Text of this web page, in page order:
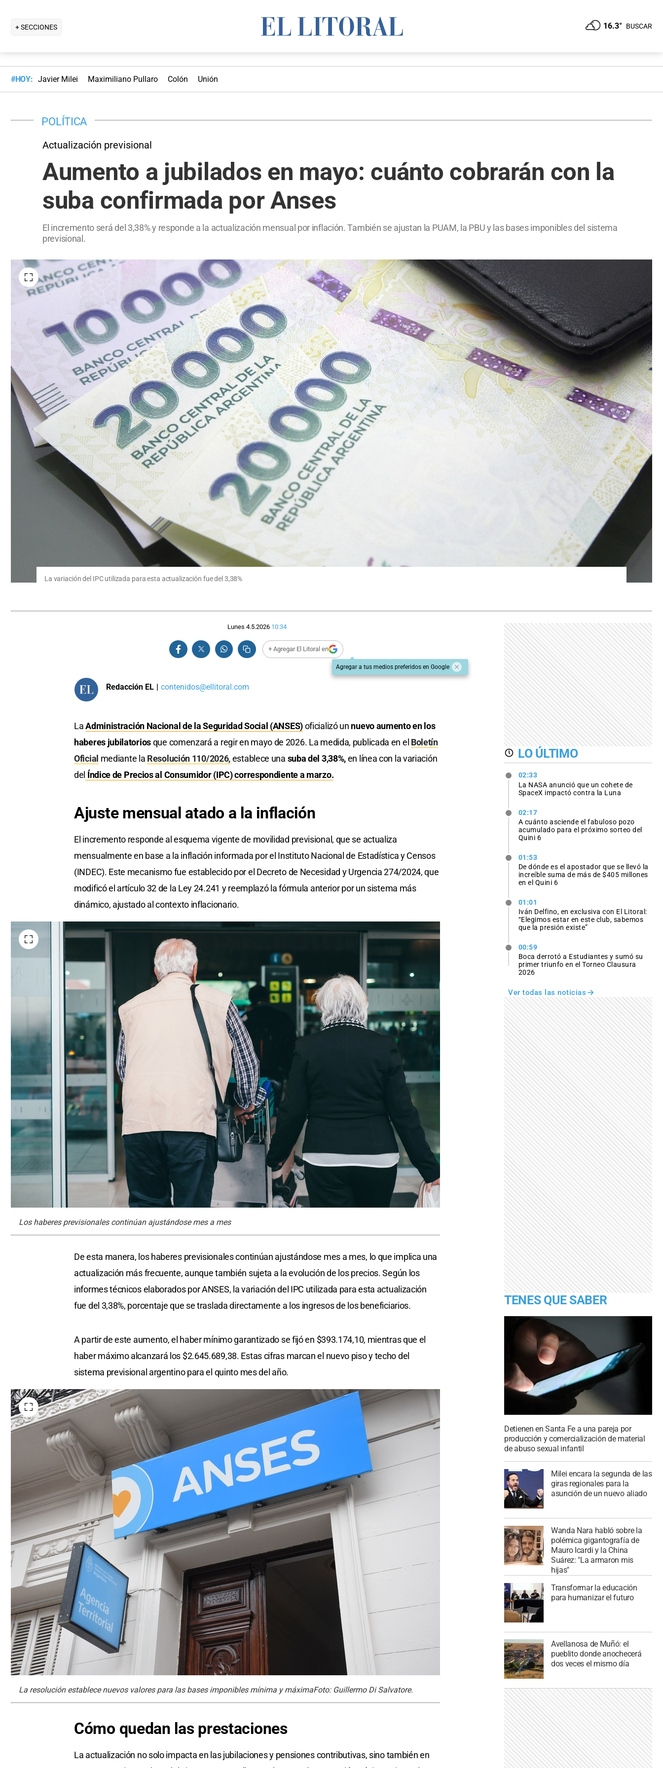
+ SECCIONES 16.3° BUSCAR
#HOY: Javier Milei Maximiliano Pullaro Colón Unión
POLÍTICA
Actualización previsional
Aumento a jubilados en mayo: cuánto cobrarán con la
suba confirmada por Anses
El incremento será del 3,38% y responde a la actualización mensual por inflación. También se ajustan la PUAM, la PBU y las bases imponibles del sistema
previsional.
La variación del IPC utilizada para esta actualización fue del 3,38%
Lunes 4.5.2026 10:34
+ Agregar El Litoral en
Agregar a tus medios preferidos en Google
Redacción EL | contenidos@ellitoral.com
LaAdministración Nacional de la Seguridad Social (ANSES)oficializó un nuevo aumento en los
haberes jubilatoriosque comenzará a regir en mayo de 2026. La medida, publicada en el Boletín
Oficial mediante la Resolución 110/2026,establece una suba del 3,38%,en línea con la variación
del Índice de Precios al Consumidor (IPC) correspondiente a marzo.
Ajuste mensual atado a la inflación
El incremento responde al esquema vigente de movilidad previsional, que se actualiza
mensualmente en base a la inflación informada por el Instituto Nacional de Estadística y Censos
(INDEC). Este mecanismo fue establecido por el Decreto de Necesidad y Urgencia 274/2024, que
modificó el artículo 32 de la Ley 24.241 y reemplazó la fórmula anterior por un sistema más
dinámico, ajustado al contexto inflacionario.
Los haberes previsionales continúan ajustándose mes a mes
De esta manera, los haberes previsionales continúan ajustándose mes a mes, lo que implica una
actualización más frecuente, aunque también sujeta a la evolución de los precios. Según los
informes técnicos elaborados por ANSES, la variación del IPC utilizada para esta actualización
fue del 3,38%, porcentaje que se traslada directamente a los ingresos de los beneficiarios.
A partir de este aumento, el haber mínimo garantizado se fijó en $393.174,10, mientras que el
haber máximo alcanzará los $2.645.689,38. Estas cifras marcan el nuevo piso y techo del
sistema previsional argentino para el quinto mes del año.
La resolución establece nuevos valores para las bases imponibles mínima y máximaFoto: Guillermo Di Salvatore.
Cómo quedan las prestaciones
La actualización no solo impacta en las jubilaciones y pensiones contributivas, sino también en
LO ÚLTIMO
02:33
La NASA anunció que un cohete de
SpaceX impactó contra la Luna
02:17
A cuánto asciende el fabuloso pozo
acumulado para el próximo sorteo del
Quini 6
01:53
De dónde es el apostador que se llevó la
increíble suma de más de $405 millones
en el Quini 6
01:01
Iván Delfino, en exclusiva con El Litoral:
“Elegimos estar en este club, sabemos
que la presión existe”
00:59
Boca derrotó a Estudiantes y sumó su
primer triunfo en el Torneo Clausura
2026
Ver todas las noticias
TENES QUE SABER
Detienen en Santa Fe a una pareja por
producción y comercialización de material
de abuso sexual infantil
Milei encara la segunda de las
giras regionales para la
asunción de un nuevo aliado
Wanda Nara habló sobre la
polémica gigantografía de
Mauro Icardi y la China
Suárez: "La armaron mis
hijas"
Transformar la educación
para humanizar el futuro
Avellanosa de Muñó: el
pueblito donde anochecerá
dos veces el mismo día